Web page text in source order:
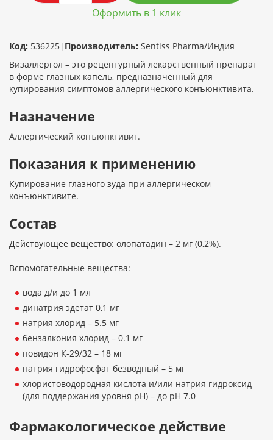
Оформить в 1 клик
Код: 536225| Производитель: Sentiss Pharma/Индия
Визаллергол – это рецептурный лекарственный препарат
в форме глазных капель, предназначенный для
купирования симптомов аллергического конъюнктивита.
Назначение
Аллергический конъюнктивит.
Показания к применению
Купирование глазного зуда при аллергическом
конъюнктивите.
Состав
Действующее вещество: олопатадин – 2 мг (0,2%).
Вспомогательные вещества:
вода д/и до 1 мл
динатрия эдетат 0,1 мг
натрия хлорид – 5.5 мг
бензалкония хлорид – 0.1 мг
повидон К-29/32 – 18 мг
натрия гидрофосфат безводный – 5 мг
хлористоводородная кислота и/или натрия гидроксид
(для поддержания уровня pH) – до pH 7.0
Фармакологическое действие